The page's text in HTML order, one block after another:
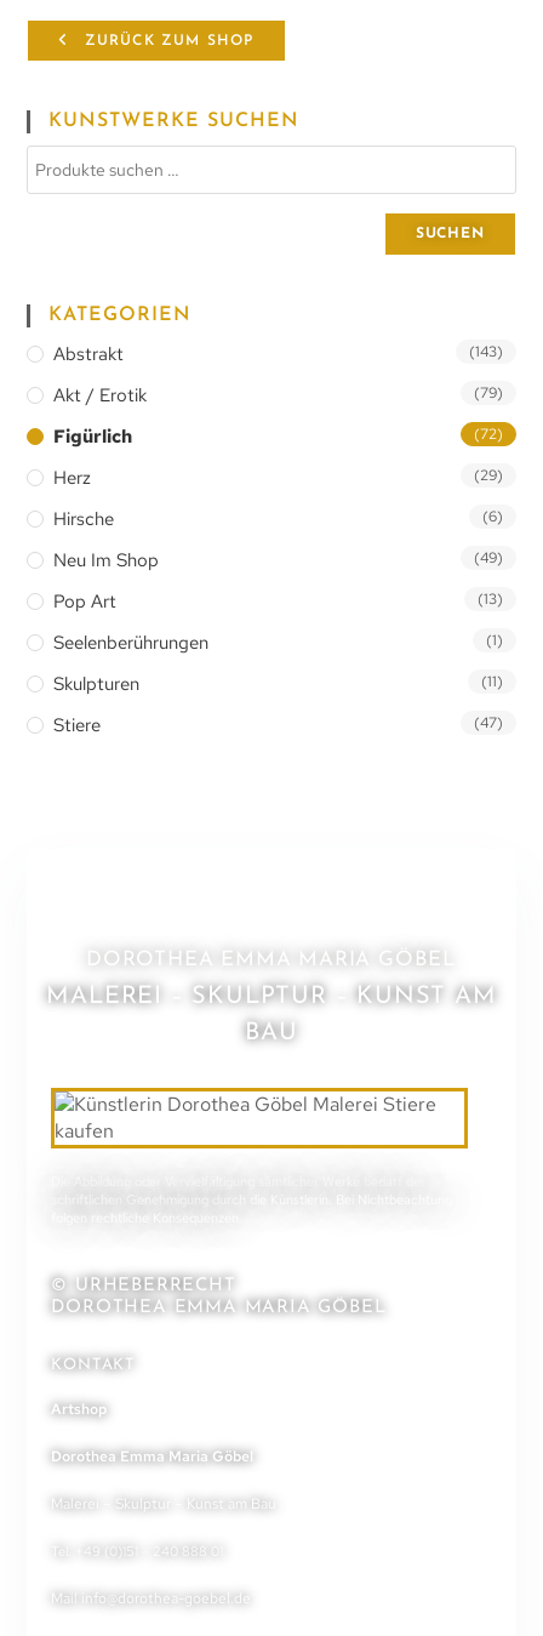
ZURÜCK ZUM SHOP
KUNSTWERKE SUCHEN
SUCHEN
KATEGORIEN
Abstrakt (143)
Akt / Erotik (79)
Figürlich (72)
Herz (29)
Hirsche (6)
Neu Im Shop (49)
Pop Art (13)
Seelenberührungen (1)
Skulpturen (11)
Stiere (47)
DOROTHEA EMMA MARIA GÖBEL
MALEREI – SKULPTUR – KUNST AM
BAU
folgen rechtliche Konsequenzen.
© URHEBERRECHT
DOROTHEA EMMA MARIA GÖBEL
KONTAKT
Artshop
Dorothea Emma Maria Göbel
Malerei – Skulptur – Kunst am Bau
Tel. +49 (0)151 – 240 888 01
Mail info@dorothea-goebel.de